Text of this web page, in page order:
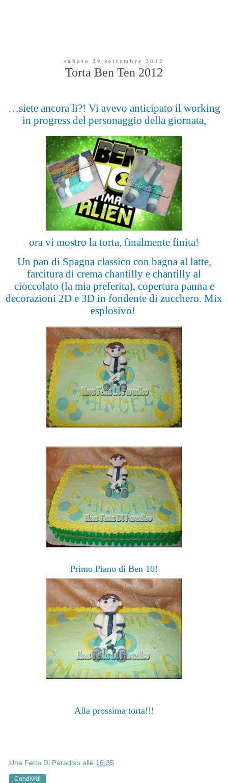
sabato 29 settembre 2012
Torta Ben Ten 2012
…siete ancora lì?! Vi avevo anticipato il working
in progress del personaggio della giornata,
ora vi mostro la torta, finalmente finita!
Un pan di Spagna classico con bagna al latte,
farcitura di crema chantilly e chantilly al
cioccolato (la mia preferita), copertura panna e
decorazioni 2D e 3D in fondente di zucchero. Mix
esplosivo!
Primo Piano di Ben 10!
Alla prossima torta!!!
Una Fetta Di Paradiso alle 16:35
Condividi